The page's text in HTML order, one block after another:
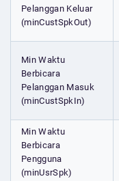
Pelanggan Keluar
(minCustSpkOut)
Min Waktu
Berbicara
Pelanggan Masuk
(minCustSpkIn)
Min Waktu
Berbicara
Pengguna
(minUsrSpk)